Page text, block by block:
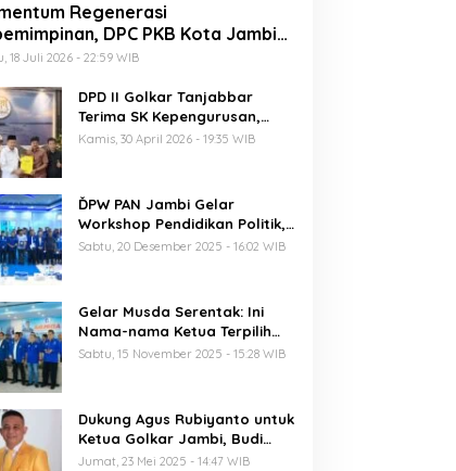
Regenerasi
DPC PKB Kota Jambi
Sukseskan Harlah PKB ke-28
18 Juli 2026 - 22:59 WIB
DPD II Golkar Tanjabbar
Terima SK Kepengurusan,
Perdana di Jambi Pasca
Kamis, 30 April 2026 - 19:35 WIB
ĎPW PAN Jambi Gelar
Workshop Pendidikan Politik,
Al Haris Ajak Kader Perkuat
Sabtu, 20 Desember 2025 - 16:02 WIB
Gelar Musda Serentak: Ini
Nama-nama Ketua Terpilih
DPD PAN di Jambi
Sabtu, 15 November 2025 - 15:28 WIB
Dukung Agus Rubiyanto untuk
Ketua Golkar Jambi, Budi
Setiawan: Regenerasi
Jumat, 23 Mei 2025 - 14:47 WIB